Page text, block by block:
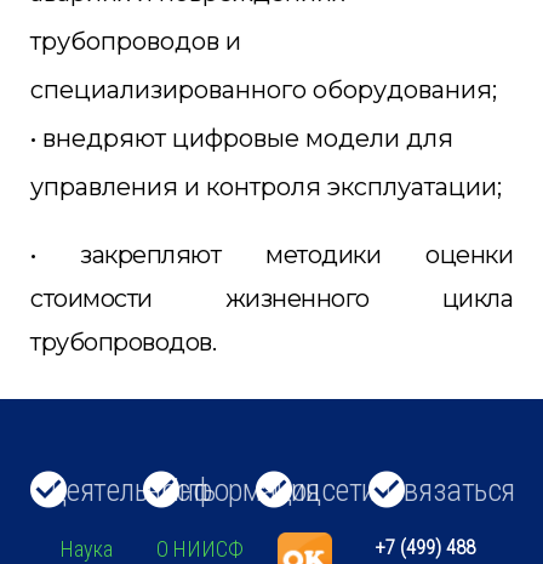
трубопроводов и
специализированного оборудования;
• внедряют цифровые модели для
управления и контроля эксплуатации;
• закрепляют методики оценки
стоимости жизненного цикла
трубопроводов.
Деятельность
Наука
Информация
О НИИСФ
Соцсети Связаться
+7 (499) 488